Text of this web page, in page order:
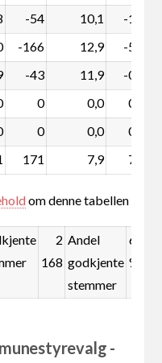
-54 10,1 -1,2
-166 12,9 -5,6
-43 11,9 -0,6
0 0,0 0,0
0 0,0 0,0
171 7,9 7,9
om denne tabellen
2
168
Andel
godkjente
stemmer
63,9
%
-